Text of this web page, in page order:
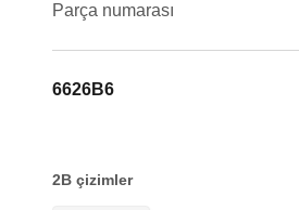
Parça numarası
6626B6
2B çizimler